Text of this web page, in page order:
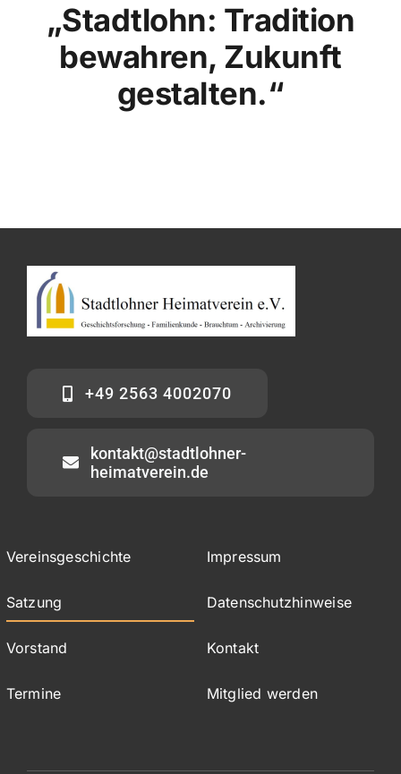
„Stadtlohn: Tradition
bewahren, Zukunft
gestalten.“
+49 2563 4002070
kontakt@stadtlohner-
heimatverein.de
Vereinsgeschichte
Satzung
Vorstand
Termine
Impressum
Datenschutzhinweise
Kontakt
Mitglied werden